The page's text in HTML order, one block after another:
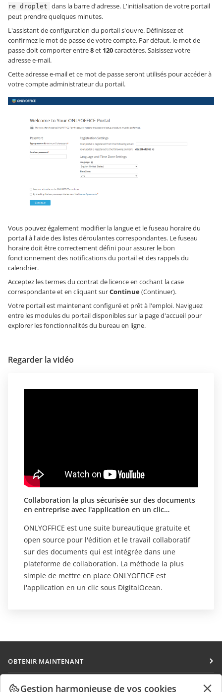
re droplet dans la barre d'adresse. L'initialisation de votre portail
peut prendre quelques minutes.
L'assistant de configuration du portail s'ouvre. Définissez et
confirmez le mot de passe de votre compte. Par défaut, le mot de
passe doit comporter entre8et 120caractères. Saisissez votre
adresse e-mail.
Cette adresse e-mail et ce mot de passe seront utilisés pour accéder à
votre compte administrateur du portail.
Vous pouvez également modifier la langue et le fuseau horaire du
portail à l'aide des listes déroulantes correspondantes. Le fuseau
horaire doit être correctement défini pour assurer le bon
fonctionnement des notifications du portail et des rappels du
calendrier.
Acceptez les termes du contrat de licence en cochant la case
correspondante et en cliquant surContinue(Continuer).
Votre portail est maintenant configuré et prêt à l'emploi. Naviguez
entre les modules du portail disponibles sur la page d'accueil pour
explorer les fonctionnalités du bureau en ligne.
Regarder la vidéo
Collaboration la plus sécurisée sur des documents
en entreprise avec l'application en un clic
ONLYOFFICE est une suite bureautique gratuite et
open source pour l'édition et le travail collaboratif
sur des documents qui est intégrée dans une
plateforme de collaboration. La méthode la plus
simple de mettre en place ONLYOFFICE est
l'application en un clic sous DigitalOcean.
OBTENIR MAINTENANT
Docs
COLLABORATION
Gestion harmonieuse de vos cookies